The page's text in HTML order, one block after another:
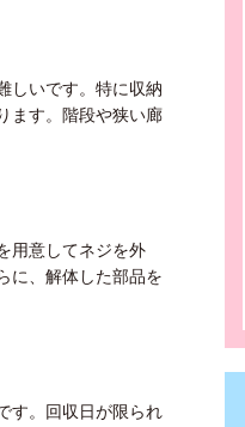
しいです。特に収納
ます。階段や狭い廊
用意してネジを外
に、解体した部品を
す。回収日が限られ